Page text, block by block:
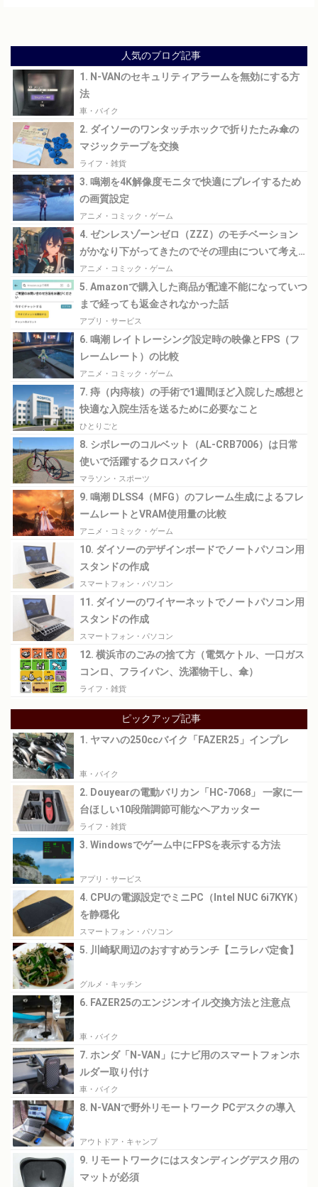
人気のブログ記事
1. N-VANのセキュリティアラームを無効にする方
法
車・バイク
2. ダイソーのワンタッチホックで折りたたみ傘の
マジックテープを交換
ライフ・雑貨
3. 鳴潮を4K解像度モニタで快適にプレイするため
の画質設定
アニメ・コミック・ゲーム
4. ゼンレスゾーンゼロ（ZZZ）のモチベーション
がかなり下がってきたのでその理由について考え
てみる
アニメ・コミック・ゲーム
5. Amazonで購入した商品が配達不能になっていつ
まで経っても返金されなかった話
アプリ・サービス
6. 鳴潮 レイトレーシング設定時の映像とFPS（フ
レームレート）の比較
アニメ・コミック・ゲーム
7. 痔（内痔核）の手術で1週間ほど入院した感想と
快適な入院生活を送るために必要なこと
ひとりごと
8. シボレーのコルベット（AL-CRB7006）は日常
使いで活躍するクロスバイク
マラソン・スポーツ
9. 鳴潮 DLSS4（MFG）のフレーム生成によるフレ
ームレートとVRAM使用量の比較
アニメ・コミック・ゲーム
10. ダイソーのデザインボードでノートパソコン用
スタンドの作成
スマートフォン・パソコン
11. ダイソーのワイヤーネットでノートパソコン用
スタンドの作成
スマートフォン・パソコン
12. 横浜市のごみの捨て方（電気ケトル、一口ガス
コンロ、フライパン、洗濯物干し、傘）
ライフ・雑貨
ピックアップ記事
1. ヤマハの250ccバイク「FAZER25」インプレ
車・バイク
2. Douyearの電動バリカン「HC-7068」 一家に一
台ほしい10段階調節可能なヘアカッター
ライフ・雑貨
3. Windowsでゲーム中にFPSを表示する方法
アプリ・サービス
4. CPUの電源設定でミニPC（Intel NUC 6i7KYK）
を静穏化
スマートフォン・パソコン
5. 川崎駅周辺のおすすめランチ【ニラレバ定食】
グルメ・キッチン
6. FAZER25のエンジンオイル交換方法と注意点
車・バイク
7. ホンダ「N-VAN」にナビ用のスマートフォンホ
ルダー取り付け
車・バイク
8. N-VANで野外リモートワーク PCデスクの導入
アウトドア・キャンプ
9. リモートワークにはスタンディングデスク用の
マットが必須